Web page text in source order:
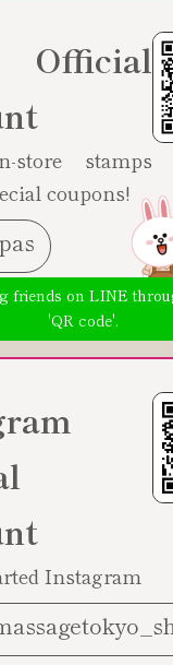
Official
store stamps
coupons!
friends on LINE
'QR code'.
Instagram